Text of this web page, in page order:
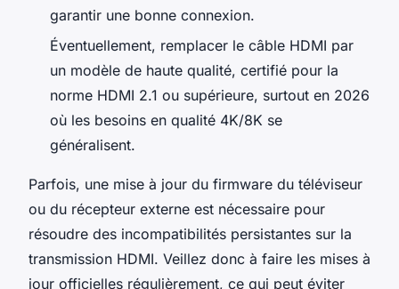
garantir une bonne connexion.
Éventuellement, remplacer le câble HDMI par
un modèle de haute qualité, certifié pour la
norme HDMI 2.1 ou supérieure, surtout en 2026
où les besoins en qualité 4K/8K se
généralisent.
Parfois, une mise à jour du firmware du téléviseur
ou du récepteur externe est nécessaire pour
résoudre des incompatibilités persistantes sur la
transmission HDMI. Veillez donc à faire les mises à
jour officielles régulièrement, ce qui peut éviter